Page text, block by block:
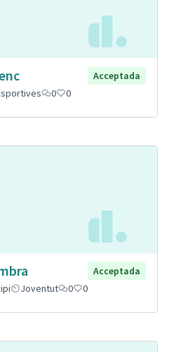
Acceptada
0 0
Acceptada
Joventut 0 0